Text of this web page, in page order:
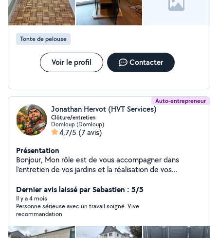
Tonte de pelouse
Voir le profil Contacter
Auto-entrepreneur
Jonathan Hervot (HVT Services)
Clôture/entretien
Domloup (Domloup)
4,7/5 (7 avis)
Présentation
Bonjour, Mon rôle est de vous accompagner dans
l'entretien de vos jardins et la réalisation de vos
Dernier avis laissé par Sebastien : 5/5
Il y a 4 mois
Personne sérieuse avec un travail soigné. Vive
recommandation